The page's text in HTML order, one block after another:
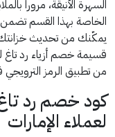
السهرة الأنيقة، مروراً
الخاصة بهذا القسم
يمكّنك من تحديث
قسيمة خصم أزياء رد
من تطبيق الرمز
كود خصم رد
لعملاء الإمارات